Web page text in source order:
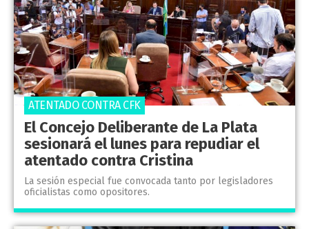
El Concejo Deliberante de La Plata
sesionará el lunes para repudiar el
atentado contra Cristina
La sesión especial fue convocada tanto por legisladores
oficialistas como opositores.
ATENTADO CONTRA CFK